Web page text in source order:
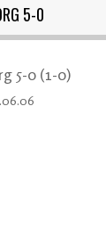
5-0
5-0 (1-0)